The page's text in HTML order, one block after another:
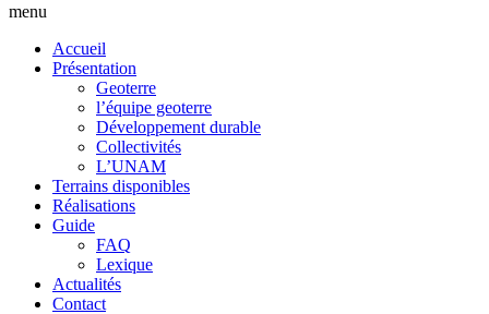
menu
Accueil
Présentation
Geoterre
l’équipe geoterre
Développement durable
Collectivités
L’UNAM
Terrains disponibles
Réalisations
Guide
FAQ
Lexique
Actualités
Contact